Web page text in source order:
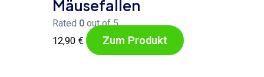
Mäusefallen
Rated 0 out of 5
12,90 € Zum Produkt